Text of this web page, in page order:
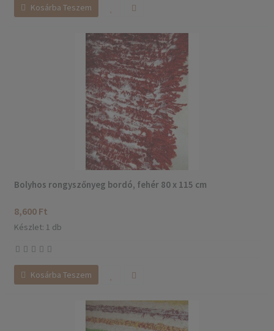
Kosárba Teszem
Bolyhos rongyszőnyeg bordó, fehér 80 x 115 cm
8,600 Ft
Készlet: 1 db
Kosárba Teszem